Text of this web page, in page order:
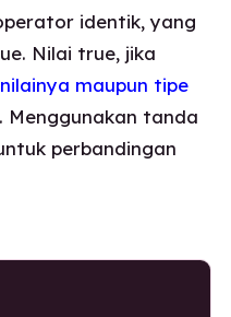
identik, yang
Nilai true, jika
nilainya maupun tipe
Menggunakan tanda
perbandingan